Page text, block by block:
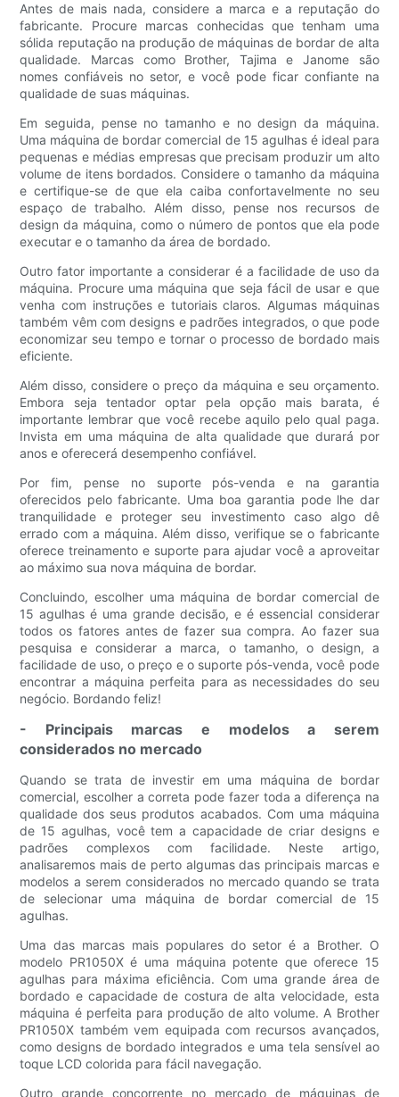
Antes de mais nada, considere a marca e a reputação do
fabricante. Procure marcas conhecidas que tenham uma
sólida reputação na produção de máquinas de bordar de alta
qualidade. Marcas como Brother, Tajima e Janome são
nomes confiáveis no setor, e você pode ficar confiante na
qualidade de suas máquinas.
Em seguida, pense no tamanho e no design da máquina.
Uma máquina de bordar comercial de 15 agulhas é ideal para
pequenas e médias empresas que precisam produzir um alto
volume de itens bordados. Considere o tamanho da máquina
e certifique-se de que ela caiba confortavelmente no seu
espaço de trabalho. Além disso, pense nos recursos de
design da máquina, como o número de pontos que ela pode
executar e o tamanho da área de bordado.
Outro fator importante a considerar é a facilidade de uso da
máquina. Procure uma máquina que seja fácil de usar e que
venha com instruções e tutoriais claros. Algumas máquinas
também vêm com designs e padrões integrados, o que pode
economizar seu tempo e tornar o processo de bordado mais
eficiente.
Além disso, considere o preço da máquina e seu orçamento.
Embora seja tentador optar pela opção mais barata, é
importante lembrar que você recebe aquilo pelo qual paga.
Invista em uma máquina de alta qualidade que durará por
anos e oferecerá desempenho confiável.
Por fim, pense no suporte pós-venda e na garantia
oferecidos pelo fabricante. Uma boa garantia pode lhe dar
tranquilidade e proteger seu investimento caso algo dê
errado com a máquina. Além disso, verifique se o fabricante
oferece treinamento e suporte para ajudar você a aproveitar
ao máximo sua nova máquina de bordar.
Concluindo, escolher uma máquina de bordar comercial de
15 agulhas é uma grande decisão, e é essencial considerar
todos os fatores antes de fazer sua compra. Ao fazer sua
pesquisa e considerar a marca, o tamanho, o design, a
facilidade de uso, o preço e o suporte pós-venda, você pode
encontrar a máquina perfeita para as necessidades do seu
negócio. Bordando feliz!
- Principais marcas e modelos a serem
considerados no mercado
Quando se trata de investir em uma máquina de bordar
comercial, escolher a correta pode fazer toda a diferença na
qualidade dos seus produtos acabados. Com uma máquina
de 15 agulhas, você tem a capacidade de criar designs e
padrões complexos com facilidade. Neste artigo,
analisaremos mais de perto algumas das principais marcas e
modelos a serem considerados no mercado quando se trata
de selecionar uma máquina de bordar comercial de 15
agulhas.
Uma das marcas mais populares do setor é a Brother. O
modelo PR1050X é uma máquina potente que oferece 15
agulhas para máxima eficiência. Com uma grande área de
bordado e capacidade de costura de alta velocidade, esta
máquina é perfeita para produção de alto volume. A Brother
PR1050X também vem equipada com recursos avançados,
como designs de bordado integrados e uma tela sensível ao
toque LCD colorida para fácil navegação.
Outro grande concorrente no mercado de máquinas de